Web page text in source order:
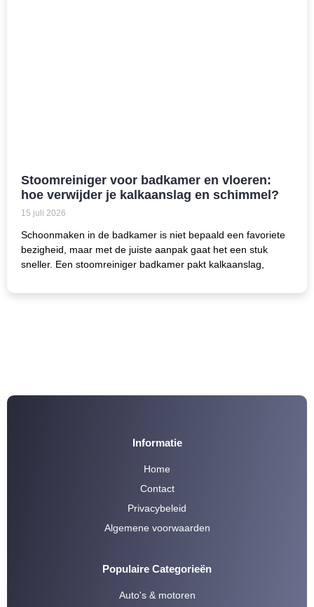
Stoomreiniger voor badkamer en vloeren:
hoe verwijder je kalkaanslag en schimmel?
15 juli 2026
Schoonmaken in de badkamer is niet bepaald een favoriete
bezigheid, maar met de juiste aanpak gaat het een stuk
sneller. Een stoomreiniger badkamer pakt kalkaanslag,
Informatie
Home
Contact
Privacybeleid
Algemene voorwaarden
Populaire Categorieën
Auto's & motoren